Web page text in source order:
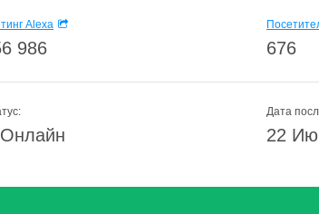
Alexa
986 676
Онлайн
Дата
22